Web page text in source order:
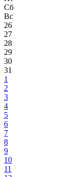
Сб
Вс
26
27
28
29
30
31
1
2
3
4
5
6
7
8
9
10
11